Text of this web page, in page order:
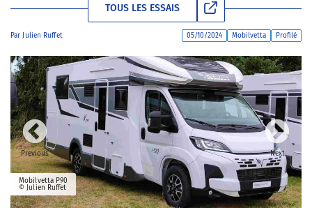
TOUS LES ESSAIS
Par Julien Ruffet 05/10/2024 Mobilvetta Profilé
Previous
Mobilvetta P90
© Julien Ruffet
Next